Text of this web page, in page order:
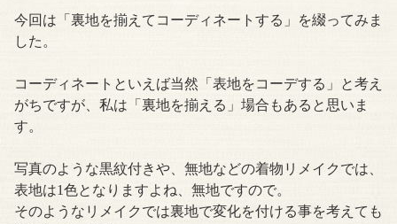
今回は「裏地を揃えてコーディネートする」を綴ってみま
した。
コーディネートといえば当然「表地をコーデする」と考え
がちですが、私は「裏地を揃える」場合もあると思いま
す。
写真のような黒紋付きや、無地などの着物リメイクでは、
表地は1色となりますよね、無地ですので。
そのようなリメイクでは裏地で変化を付ける事を考えても